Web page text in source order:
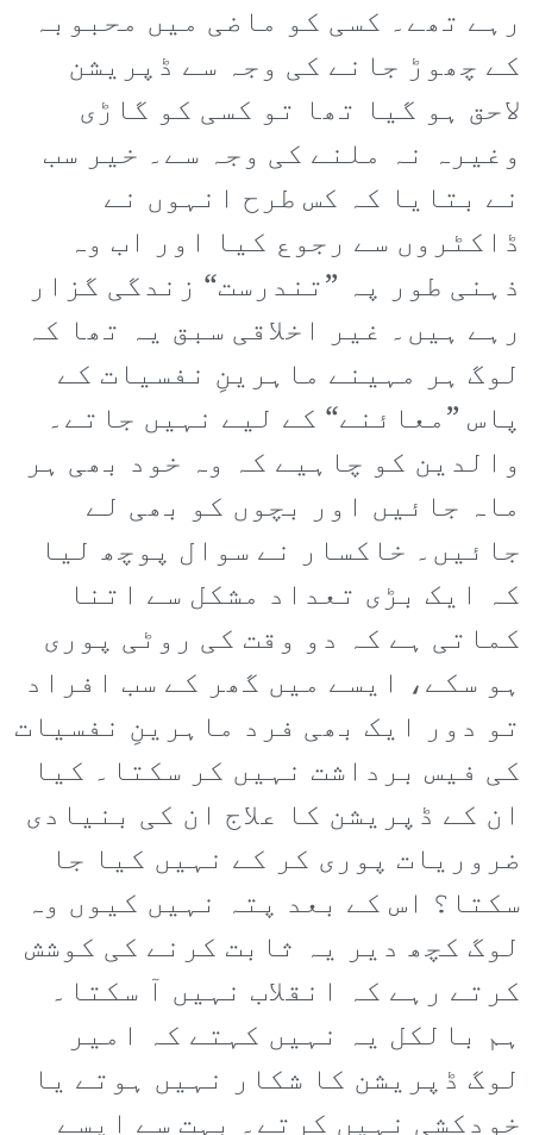
رہے تھے۔ کسی کو ماضی میں محبوبہ
کے چھوڑ جانے کی وجہ سے ڈپریشن
لاحق ہو گیا تھا تو کسی کو گاڑی
وغیرہ نہ ملنے کی وجہ سے۔ خیر سب
نے بتایا کہ کس طرح انہوں نے
ڈاکٹروں سے رجوع کیا اور اب وہ
ذہنی طور پہ ”تندرست“ زندگی گزار
رہے ہیں۔ غیر اخلاقی سبق یہ تھا کہ
لوگ ہر مہینے ماہرینِ نفسیات کے
پاس ”معائنے“ کے لیے نہیں جاتے۔
والدین کو چاہیے کہ وہ خود بھی ہر
ماہ جائیں اور بچوں کو بھی لے
جائیں۔ خاکسار نے سوال پوچھ لیا
کہ ایک بڑی تعداد مشکل سے اتنا
کماتی ہے کہ دو وقت کی روٹی پوری
ہو سکے، ایسے میں گھر کے سب افراد
تو دور ایک بھی فرد ماہرینِ نفسیات
کی فیس برداشت نہیں کر سکتا۔ کیا
ان کے ڈپریشن کا علاج ان کی بنیادی
ضروریات پوری کر کے نہیں کیا جا
سکتا؟ اس کے بعد پتہ نہیں کیوں وہ
لوگ کچھ دیر یہ ثابت کرنے کی کوشش
کرتے رہے کہ انقلاب نہیں آ سکتا۔
ہم بالکل یہ نہیں کہتے کہ امیر
لوگ ڈپریشن کا شکار نہیں ہوتے یا